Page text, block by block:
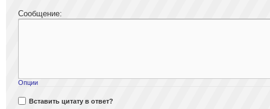
Сообщение:
Опции
Вставить цитату в ответ?